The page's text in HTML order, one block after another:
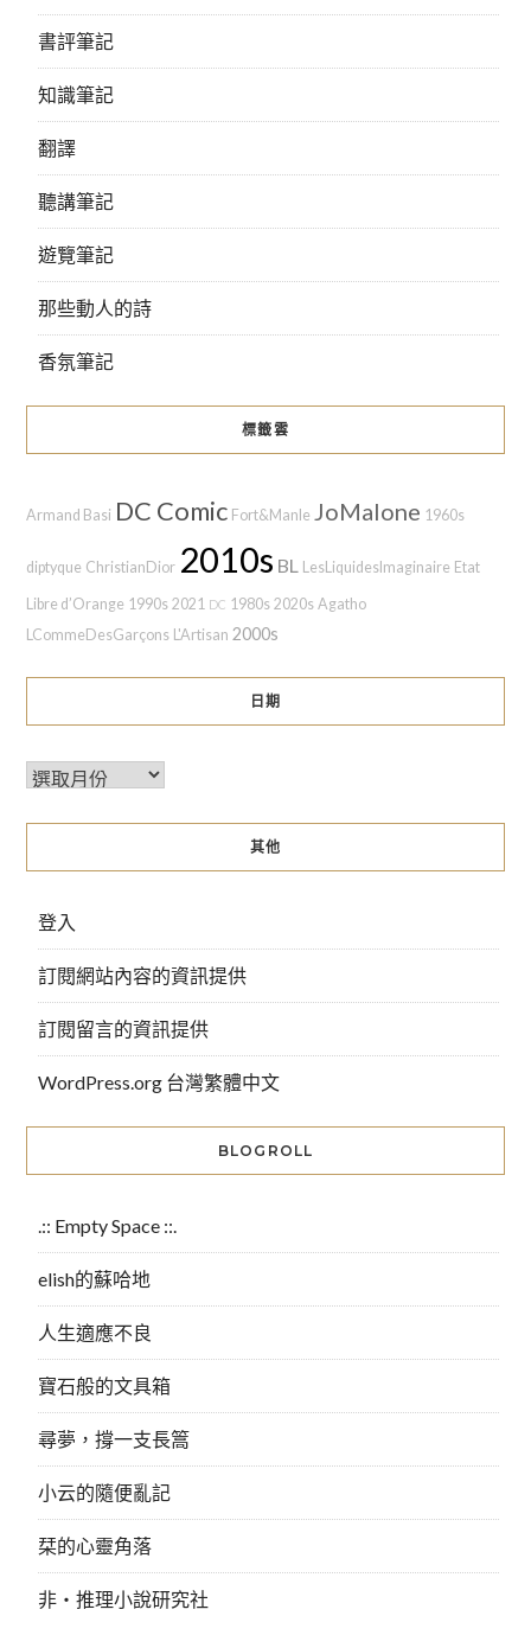
書評筆記
知識筆記
翻譯
聽講筆記
遊覽筆記
那些動人的詩
香氛筆記
標籤雲
Armand Basi DC Comic Fort&Manle JoMalone 1960s
diptyque ChristianDior 2010s BL LesLiquidesImaginaire Etat
Libre d’Orange 1990s 2021 DC 1980s 2020s Agatho
LCommeDesGarçons L'Artisan 2000s
日期
其他
登入
訂閱網站內容的資訊提供
訂閱留言的資訊提供
WordPress.org 台灣繁體中文
BLOGROLL
.:: Empty Space ::.
elish的蘇哈地
人生適應不良
寶石般的文具箱
尋夢，撐一支長篙
小云的隨便亂記
栞的心靈角落
非‧推理小說研究社